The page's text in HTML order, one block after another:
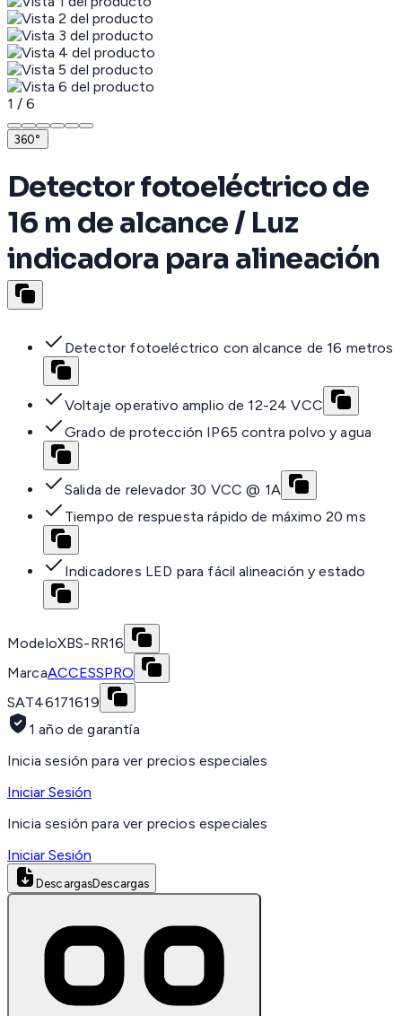
1 / 6
360°
Detector fotoeléctrico de
16 m de alcance / Luz
indicadora para alineación
Detector fotoeléctrico con alcance de 16 metros
Voltaje operativo amplio de 12-24 VCC
Grado de protección IP65 contra polvo y agua
Salida de relevador 30 VCC @ 1A
Tiempo de respuesta rápido de máximo 20 ms
Indicadores LED para fácil alineación y estado
ModeloXBS-RR16
MarcaACCESSPRO
SAT46171619
1 año de garantía
Inicia sesión para ver precios especiales
Iniciar Sesión
Inicia sesión para ver precios especiales
Iniciar Sesión
DescargasDescargas